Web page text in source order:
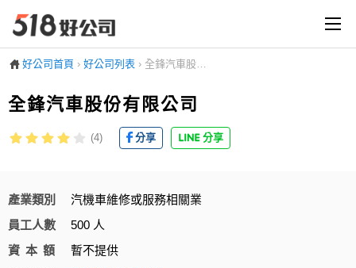
好公司首頁 › 好公司列表 › 全鋒汽車股份有限公司
全鋒汽車股份有限公司
(4) 分享 分享
產業類別
汽機車維修或服務相關業
員工人數
500 人
資本額
暫不提供